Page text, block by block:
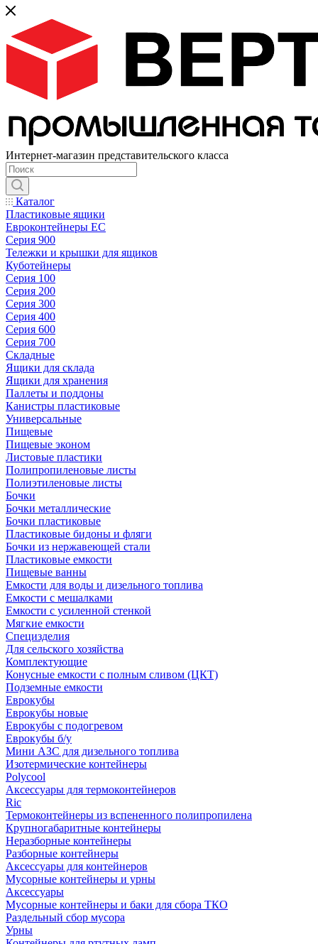
Интернет-магазин представительского класса
Каталог
Пластиковые ящики
Евроконтейнеры ЕС
Серия 900
Тележки и крышки для ящиков
Куботейнеры
Серия 100
Серия 200
Серия 300
Серия 400
Серия 600
Серия 700
Складные
Ящики для склада
Ящики для хранения
Паллеты и поддоны
Канистры пластиковые
Универсальные
Пищевые
Пищевые эконом
Листовые пластики
Полипропиленовые листы
Полиэтиленовые листы
Бочки
Бочки металлические
Бочки пластиковые
Пластиковые бидоны и фляги
Бочки из нержавеющей стали
Пластиковые емкости
Пищевые ванны
Емкости для воды и дизельного топлива
Емкости с мешалками
Емкости с усиленной стенкой
Мягкие емкости
Специзделия
Для сельского хозяйства
Комплектующие
Конусные емкости с полным сливом (ЦКТ)
Подземные емкости
Еврокубы
Еврокубы новые
Еврокубы с подогревом
Еврокубы б/у
Мини АЗС для дизельного топлива
Изотермические контейнеры
Polycool
Аксессуары для термоконтейнеров
Ric
Термоконтейнеры из вспененного полипропилена
Крупногабаритные контейнеры
Неразборные контейнеры
Разборные контейнеры
Аксессуары для контейнеров
Мусорные контейнеры и урны
Аксессуары
Мусорные контейнеры и баки для сбора ТКО
Раздельный сбор мусора
Урны